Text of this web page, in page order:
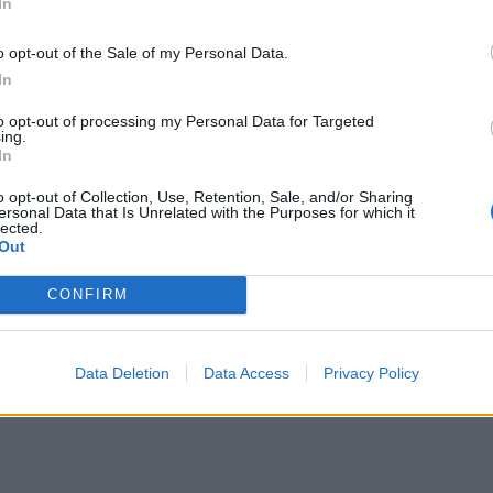
opt-out of the Sale of my Personal Data.
opt-out of processing my Personal Data for Targeted
opt-out of Collection, Use, Retention, Sale, and/or Sharing
Data that Is Unrelated with the Purposes for which it
CONFIRM
Data Deletion Data Access Privacy Policy
Εμπολα στο Κονγκό
Η μεγάλη αλλαγή στις συσκευασίες: Τι αλλάζει στην ΕΕ
ΚΟΣΜΟΣ 10:09
Η μεγάλη αλλαγή στις
από τις 12 Αυγούστου
Στους 7 οι νεκροί ΗΠΑ: Ένας νεκρός από τις
ΗΠΑ: Ένας νεκρός από τις
πυρκαγιές στην Καλιφόρνια